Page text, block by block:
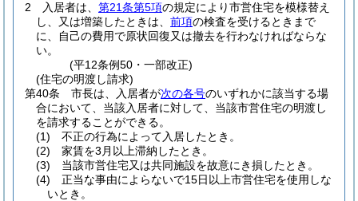
2
入居者は、 第21条第5項の規定により市営住宅を模様替え
し、又は増築したときは、 前項の検査を受けるときまで
に、自己の費用で原状回復又は撤去を行わなければならな
い。
(平12条例50・一部改正)
(住宅の明渡し請求)
第40条
市長は、入居者が次の各号のいずれかに該当する場
合において、当該入居者に対して、当該市営住宅の明渡し
を請求することができる。
(1)
不正の行為によって入居したとき。
(2)
家賃を3月以上滞納したとき。
(3)
当該市営住宅又は共同施設を故意にき損したとき。
(4)
正当な事由によらないで15日以上市営住宅を使用しな
いとき。